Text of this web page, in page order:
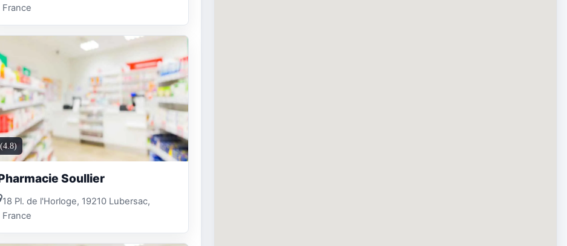
France
(4.8)
Soullier
18 Pl. de l'Horloge, 19210 Lubersac,
France